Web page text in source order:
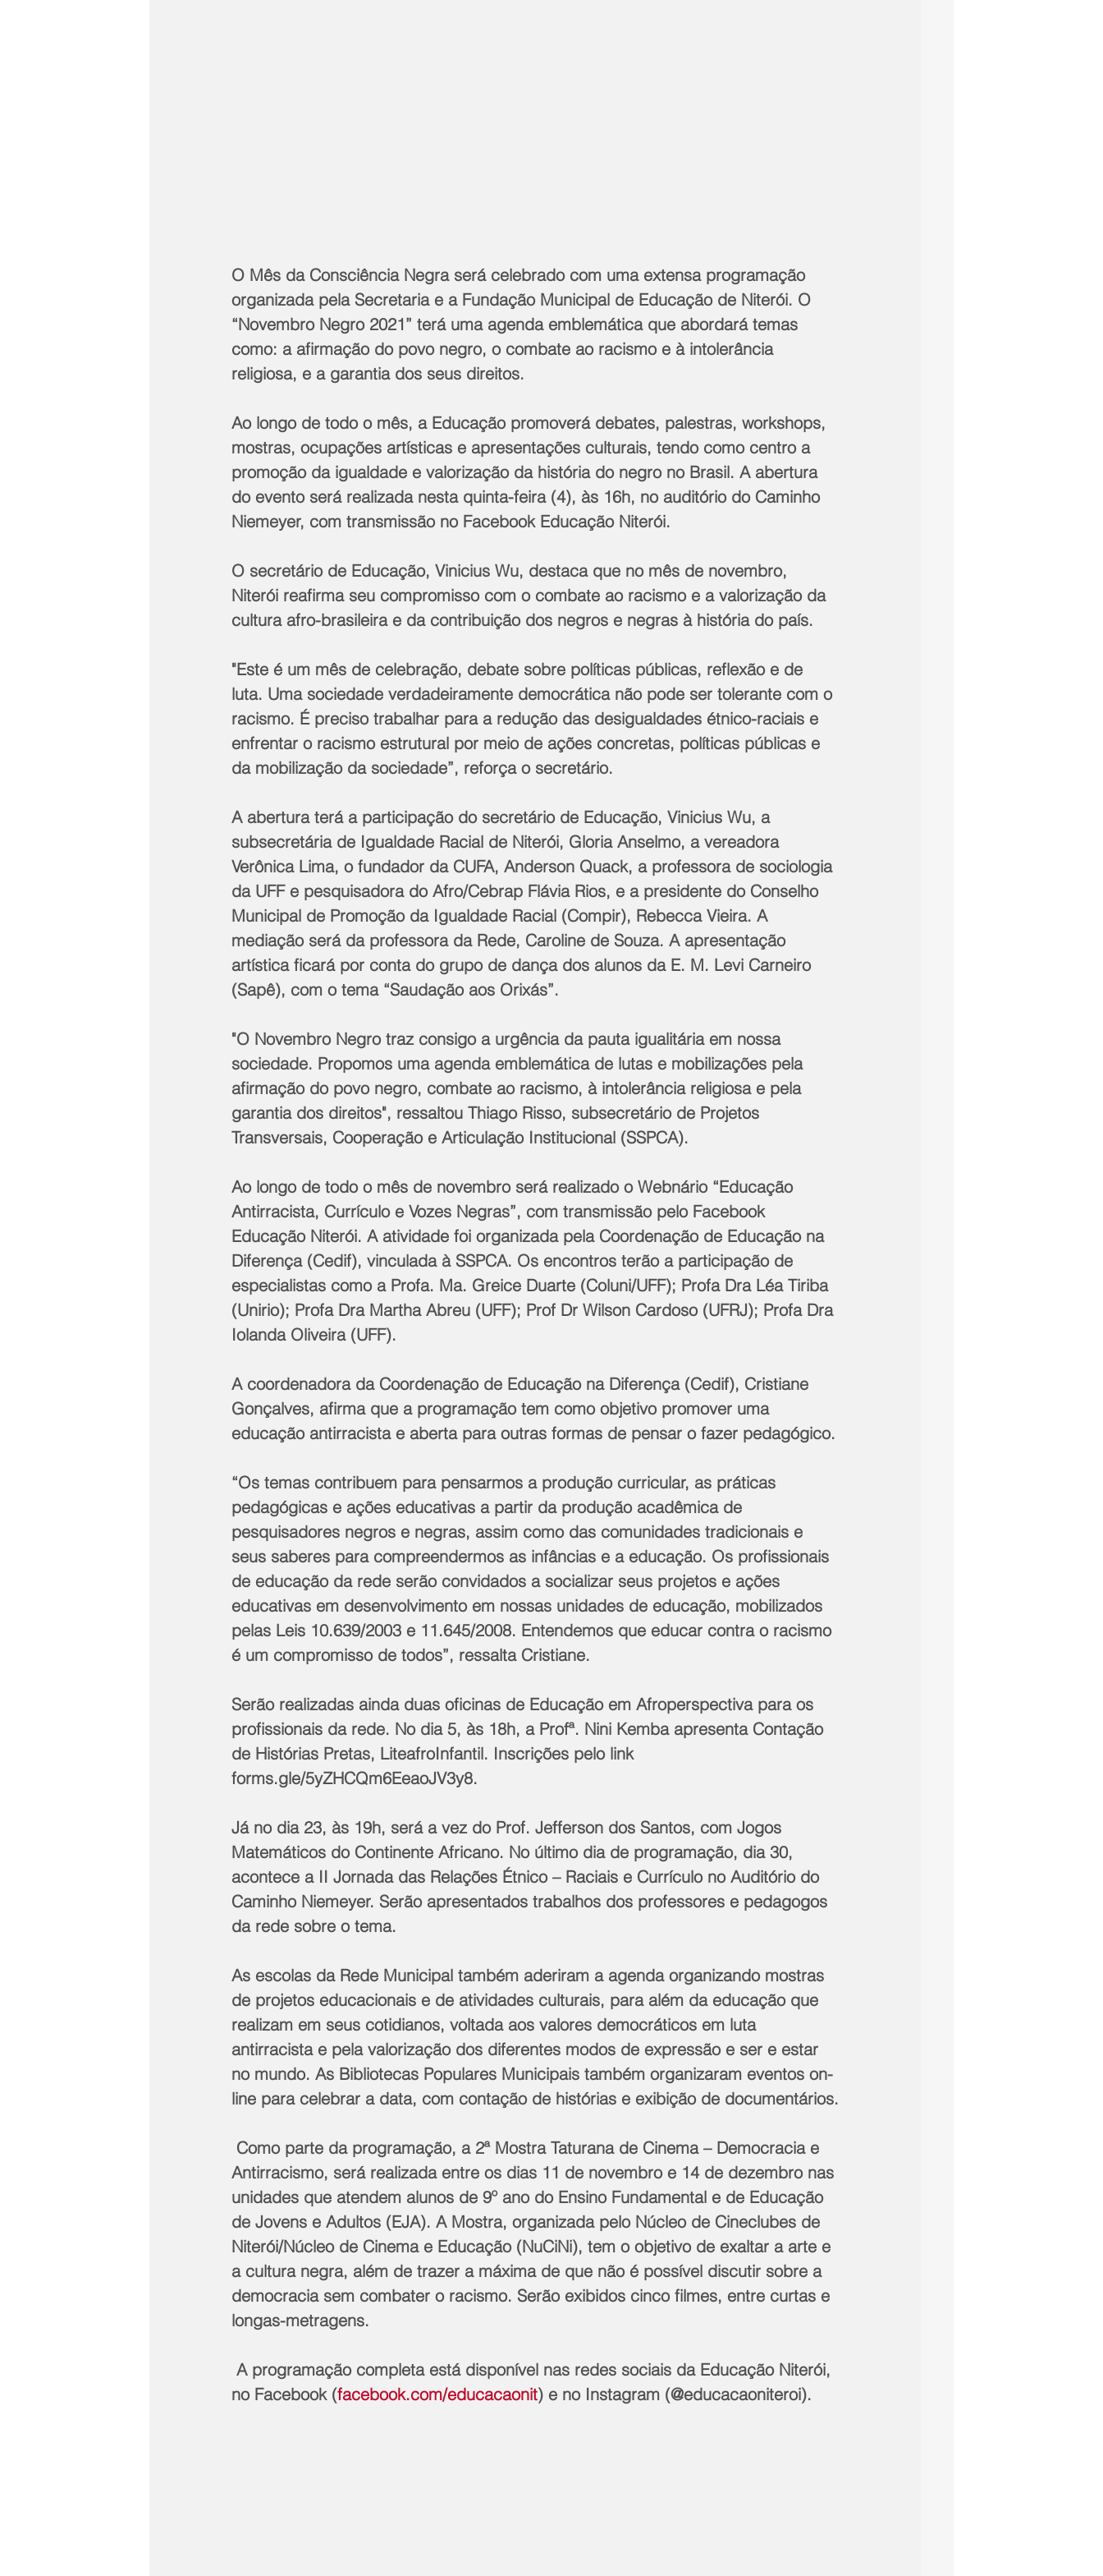
O Mês da Consciência Negra será celebrado com uma extensa programação
organizada pela Secretaria e a Fundação Municipal de Educação de Niterói. O
“Novembro Negro 2021” terá uma agenda emblemática que abordará temas
como: a afirmação do povo negro, o combate ao racismo e à intolerância
religiosa, e a garantia dos seus direitos.
Ao longo de todo o mês, a Educação promoverá debates, palestras, workshops,
mostras, ocupações artísticas e apresentações culturais, tendo como centro a
promoção da igualdade e valorização da história do negro no Brasil. A abertura
do evento será realizada nesta quinta-feira (4), às 16h, no auditório do Caminho
Niemeyer, com transmissão no Facebook Educação Niterói.
O secretário de Educação, Vinicius Wu, destaca que no mês de novembro,
Niterói reafirma seu compromisso com o combate ao racismo e a valorização da
cultura afro-brasileira e da contribuição dos negros e negras à história do país.
"Este é um mês de celebração, debate sobre políticas públicas, reflexão e de
luta. Uma sociedade verdadeiramente democrática não pode ser tolerante com o
racismo. É preciso trabalhar para a redução das desigualdades étnico-raciais e
enfrentar o racismo estrutural por meio de ações concretas, políticas públicas e
da mobilização da sociedade”, reforça o secretário.
A abertura terá a participação do secretário de Educação, Vinicius Wu, a
subsecretária de Igualdade Racial de Niterói, Gloria Anselmo, a vereadora
Verônica Lima, o fundador da CUFA, Anderson Quack, a professora de sociologia
da UFF e pesquisadora do Afro/Cebrap Flávia Rios, e a presidente do Conselho
Municipal de Promoção da Igualdade Racial (Compir), Rebecca Vieira. A
mediação será da professora da Rede, Caroline de Souza. A apresentação
artística ficará por conta do grupo de dança dos alunos da E. M. Levi Carneiro
(Sapê), com o tema “Saudação aos Orixás”.
"O Novembro Negro traz consigo a urgência da pauta igualitária em nossa
sociedade. Propomos uma agenda emblemática de lutas e mobilizações pela
afirmação do povo negro, combate ao racismo, à intolerância religiosa e pela
garantia dos direitos", ressaltou Thiago Risso, subsecretário de Projetos
Transversais, Cooperação e Articulação Institucional (SSPCA).
Ao longo de todo o mês de novembro será realizado o Webnário “Educação
Antirracista, Currículo e Vozes Negras”, com transmissão pelo Facebook
Educação Niterói. A atividade foi organizada pela Coordenação de Educação na
Diferença (Cedif), vinculada à SSPCA. Os encontros terão a participação de
especialistas como a Profa. Ma. Greice Duarte (Coluni/UFF); Profa Dra Léa Tiriba
(Unirio); Profa Dra Martha Abreu (UFF); Prof Dr Wilson Cardoso (UFRJ); Profa Dra
Iolanda Oliveira (UFF).
A coordenadora da Coordenação de Educação na Diferença (Cedif), Cristiane
Gonçalves, afirma que a programação tem como objetivo promover uma
educação antirracista e aberta para outras formas de pensar o fazer pedagógico.
“Os temas contribuem para pensarmos a produção curricular, as práticas
pedagógicas e ações educativas a partir da produção acadêmica de
pesquisadores negros e negras, assim como das comunidades tradicionais e
seus saberes para compreendermos as infâncias e a educação. Os profissionais
de educação da rede serão convidados a socializar seus projetos e ações
educativas em desenvolvimento em nossas unidades de educação, mobilizados
pelas Leis 10.639/2003 e 11.645/2008. Entendemos que educar contra o racismo
é um compromisso de todos”, ressalta Cristiane.
Serão realizadas ainda duas oficinas de Educação em Afroperspectiva para os
profissionais da rede. No dia 5, às 18h, a Profª. Nini Kemba apresenta Contação
de Histórias Pretas, LiteafroInfantil. Inscrições pelo link
forms.gle/5yZHCQm6EeaoJV3y8.
Já no dia 23, às 19h, será a vez do Prof. Jefferson dos Santos, com Jogos
Matemáticos do Continente Africano. No último dia de programação, dia 30,
acontece a II Jornada das Relações Étnico – Raciais e Currículo no Auditório do
Caminho Niemeyer. Serão apresentados trabalhos dos professores e pedagogos
da rede sobre o tema.
As escolas da Rede Municipal também aderiram a agenda organizando mostras
de projetos educacionais e de atividades culturais, para além da educação que
realizam em seus cotidianos, voltada aos valores democráticos em luta
antirracista e pela valorização dos diferentes modos de expressão e ser e estar
no mundo. As Bibliotecas Populares Municipais também organizaram eventos on-
line para celebrar a data, com contação de histórias e exibição de documentários.
Antirracismo, será realizada entre os dias 11 de novembro e 14 de dezembro nas
unidades que atendem alunos de 9º ano do Ensino Fundamental e de Educação
de Jovens e Adultos (EJA). A Mostra, organizada pelo Núcleo de Cineclubes de
Niterói/Núcleo de Cinema e Educação (NuCiNi), tem o objetivo de exaltar a arte e
a cultura negra, além de trazer a máxima de que não é possível discutir sobre a
democracia sem combater o racismo. Serão exibidos cinco filmes, entre curtas e
longas-metragens.
no Facebook (facebook.com/educacaonit) e no Instagram (@educacaoniteroi).